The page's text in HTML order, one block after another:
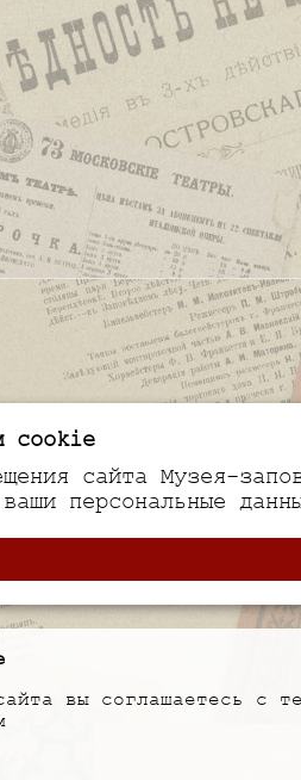
вы соглашаетесь с
cookie
сайта Музея-
ваши персональные